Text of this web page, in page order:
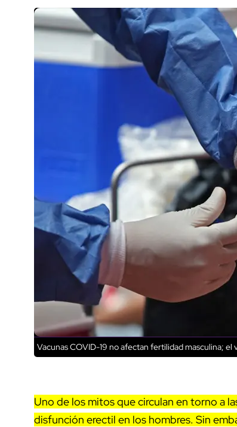
Vacunas COVID-19 no afectan fertilidad masculina; el
Uno de los mitos que circulan en torno a
disfunción erectil en los hombres. Sin